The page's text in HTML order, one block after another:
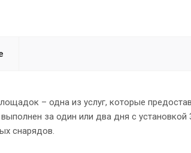
– одна из услуг, которые
за один или два дня с установкой
снарядов.